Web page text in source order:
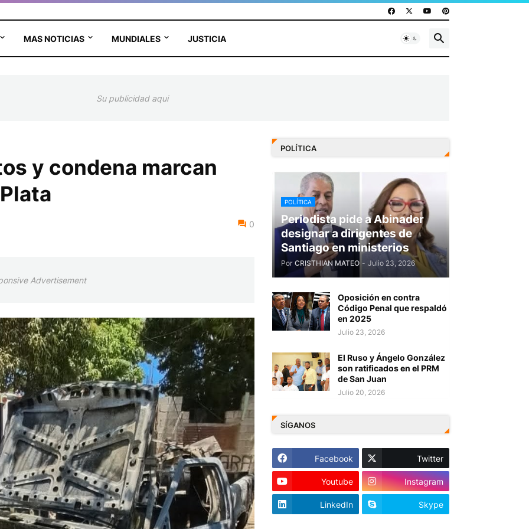
MAS NOTICIAS MUNDIALES JUSTICIA
Su publicidad aqui
y condena marcan
0
Advertisement
POLÍTICA
POLÍTICA
Periodista pide a Abinader
designar a dirigentes de
Santiago en ministerios
Por CRISTHIAN MATEO - Julio 23, 2026
Oposición en contra
Código Penal que respaldó
en 2025
Julio 23, 2026
El Ruso y Ángelo González
son ratificados en el PRM
de San Juan
Julio 20, 2026
SÍGANOS
Facebook Twitter
Youtube Instagram
LinkedIn Skype